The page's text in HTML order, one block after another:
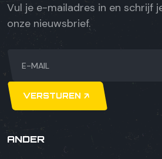
Vul je e-mailadres in en schrijf
onze nieuwsbrief.
VERSTUREN
ANDER